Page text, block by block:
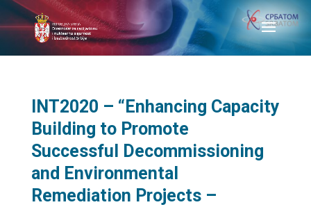
INT2020 – “Enhancing Capacity
Building to Promote
Successful Decommissioning
and Environmental
Remediation Projects –